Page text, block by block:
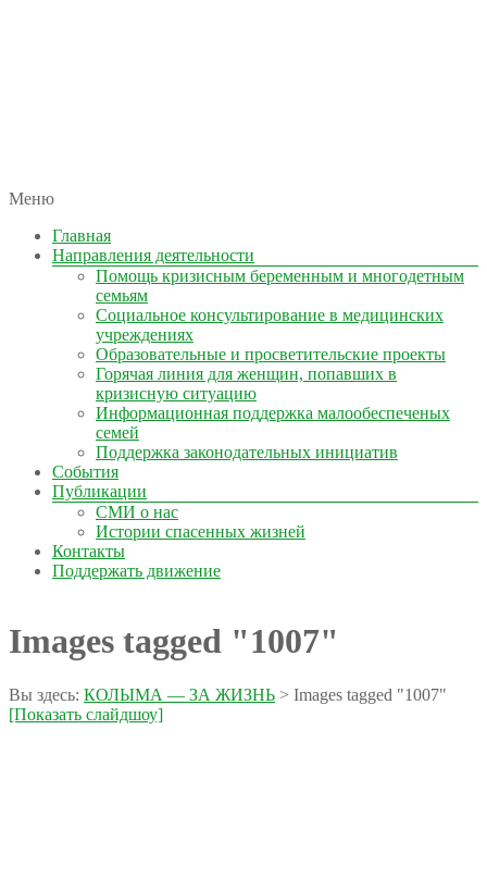
КОЛЫМА — ЗА ЖИЗНЬ
автономная некоммерческая организация
Меню
Главная
Направления деятельности
Помощь кризисным беременным и многодетным
семьям
Социальное консультирование в медицинских
учреждениях
Образовательные и просветительские проекты
Горячая линия для женщин, попавших в
кризисную ситуацию
Информационная поддержка малообеспеченых
семей
Поддержка законодательных инициатив
События
Публикации
СМИ о нас
Истории спасенных жизней
Контакты
Поддержать движение
Images tagged "1007"
Вы здесь: КОЛЫМА — ЗА ЖИЗНЬ > Images tagged "1007"
[Показать слайдшоу]